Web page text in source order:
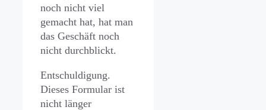
noch nicht viel
gemacht hat, hat man
das Geschäft noch
nicht durchblickt.
Entschuldigung.
Dieses Formular ist
nicht länger